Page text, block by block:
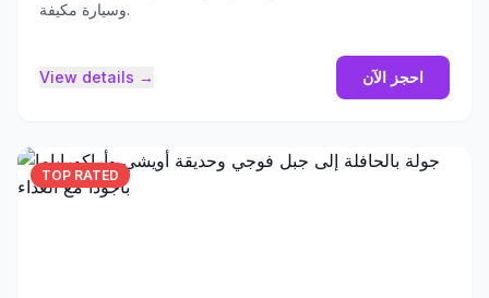
وسيارة مكيفة.
View details → احجز الآن
TOP RATED